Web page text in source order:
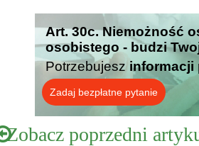
Art. 30c. Niemożność
osobistego - budzi
Potrzebujesz informacji
Zadaj bezpłatne pytanie
Zobacz poprzedni